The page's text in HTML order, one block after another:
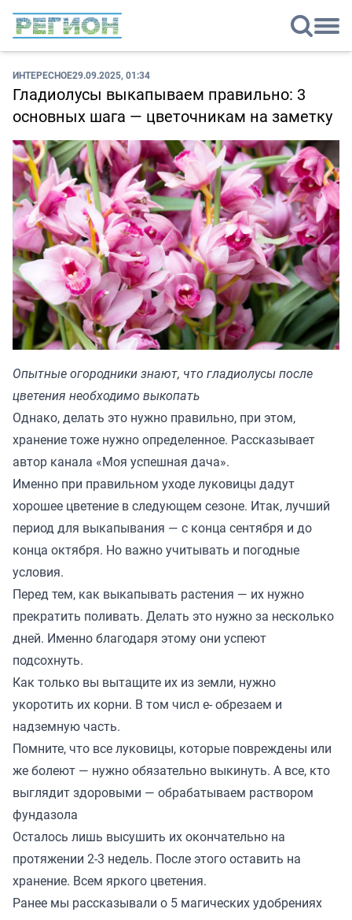
ИНТЕРЕСНОЕ29.09.2025, 01:34
Гладиолусы выкапываем правильно: 3
основных шага — цветочникам на заметку
Опытные огородники знают, что гладиолусы после
цветения необходимо выкопать
Однако, делать это нужно правильно, при этом,
хранение тоже нужно определенное. Рассказывает
автор канала «Моя успешная дача».
Именно при правильном уходе луковицы дадут
хорошее цветение в следующем сезоне. Итак, лучший
период для выкапывания — с конца сентября и до
конца октября. Но важно учитывать и погодные
условия.
Перед тем, как выкапывать растения — их нужно
прекратить поливать. Делать это нужно за несколько
дней. Именно благодаря этому они успеют
подсохнуть.
Как только вы вытащите их из земли, нужно
укоротить их корни. В том числ е- обрезаем и
надземную часть.
Помните, что все луковицы, которые повреждены или
же болеют — нужно обязательно выкинуть. А все, кто
выглядит здоровыми — обрабатываем раствором
фундазола
Осталось лишь высушить их окончательно на
протяжении 2-3 недель. После этого оставить на
хранение. Всем яркого цветения.
Ранее мы рассказывали о 5 магических удобрениях